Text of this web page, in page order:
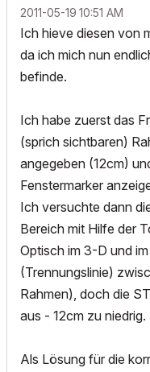
‎2011-05-19 10:51 AM
Ich hieve diesen von
da ich mich nun
befinde.
Ich habe zuerst das
(sprich sichtbaren)
angegeben (12cm)
Fenstermarker
Ich versuchte dann
Bereich mit Hilfe der
Optisch im 3-D und
(Trennungslinie)
Rahmen), doch die
aus - 12cm zu niedrig.
Als Lösung für die